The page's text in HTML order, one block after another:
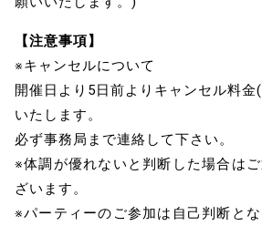
【注意事項】
※キャンセルについて
開催日より5日前よりキャンセル料
いたします。
必ず事務局まで連絡して下さい。
※体調が優れないと判断した場合は
ざいます。
※パーティーのご参加は自己判断と